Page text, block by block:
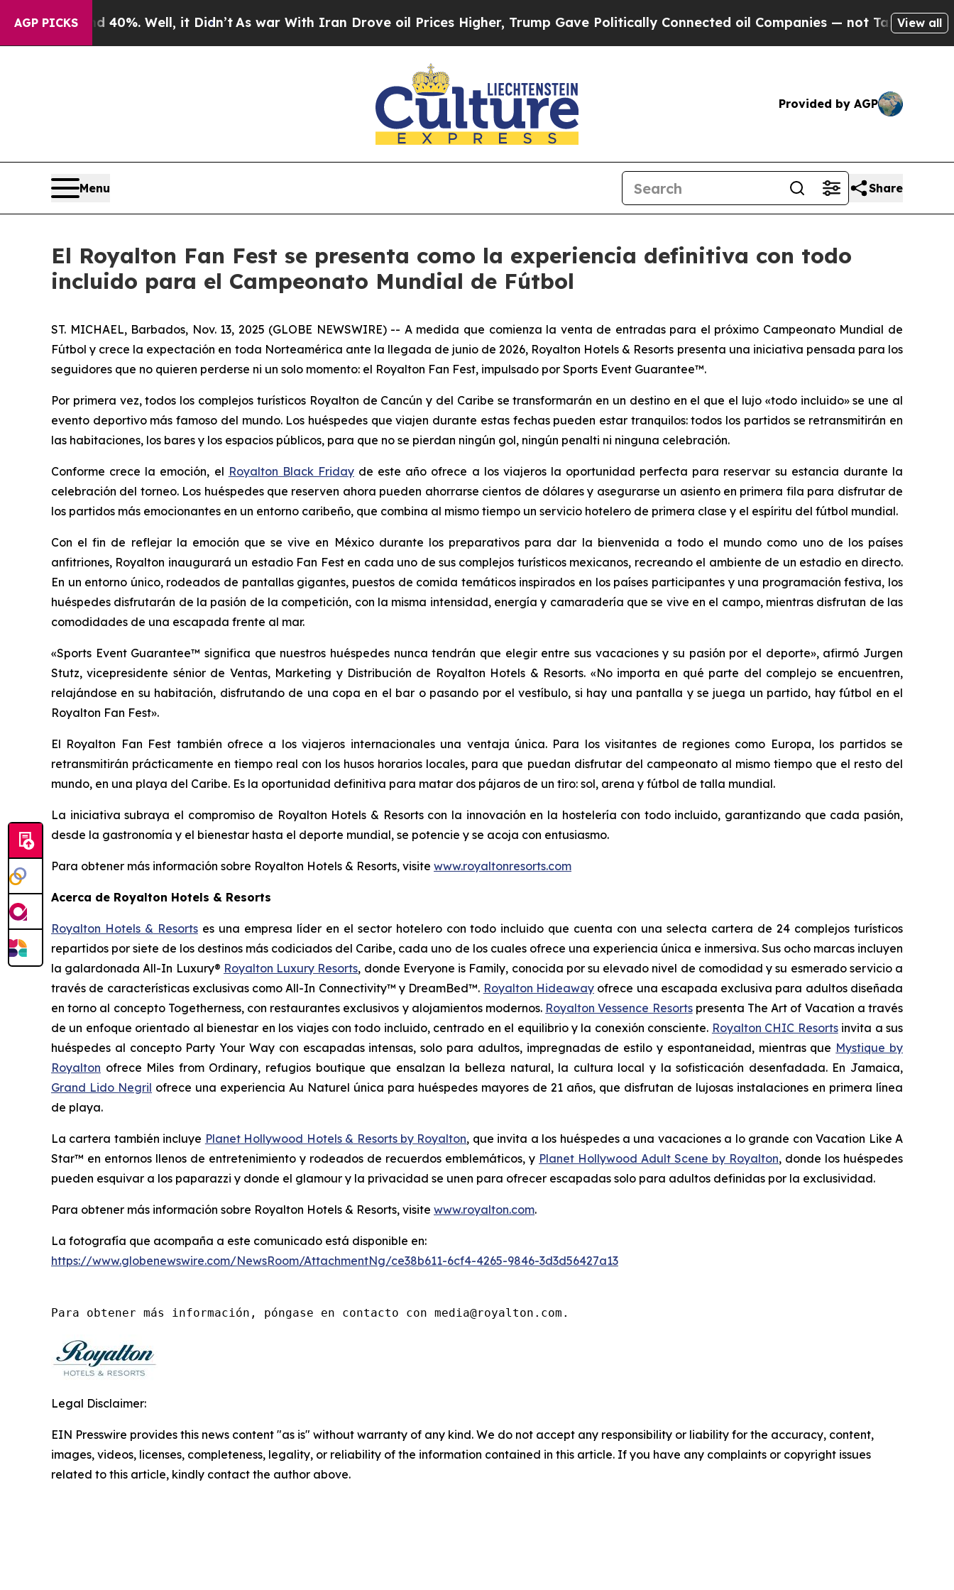
AGP PICKS40%. Well, it Didn’t As war With Iran Drove oil Prices Higher, Trump Gave Politically Connected oil Companies — not Taxpayers — theView all
Provided by AGP
Menu Share
El Royalton Fan Fest se presenta como la experiencia definitiva con todo
incluido para el Campeonato Mundial de Fútbol
ST. MICHAEL, Barbados, Nov. 13, 2025 (GLOBE NEWSWIRE) -- A medida que comienza la venta de entradas para el próximo Campeonato Mundial de
Fútbol y crece la expectación en toda Norteamérica ante la llegada de junio de 2026, Royalton Hotels & Resorts presenta una iniciativa pensada para los
seguidores que no quieren perderse ni un solo momento: el Royalton Fan Fest, impulsado por Sports Event Guarantee™.
Por primera vez, todos los complejos turísticos Royalton de Cancún y del Caribe se transformarán en un destino en el que el lujo «todo incluido» se une al
evento deportivo más famoso del mundo. Los huéspedes que viajen durante estas fechas pueden estar tranquilos: todos los partidos se retransmitirán en
las habitaciones, los bares y los espacios públicos, para que no se pierdan ningún gol, ningún penalti ni ninguna celebración.
Conforme crece la emoción, el Royalton Black Fridayde este año ofrece a los viajeros la oportunidad perfecta para reservar su estancia durante la
celebración del torneo. Los huéspedes que reserven ahora pueden ahorrarse cientos de dólares y asegurarse un asiento en primera fila para disfrutar de
los partidos más emocionantes en un entorno caribeño, que combina al mismo tiempo un servicio hotelero de primera clase y el espíritu del fútbol mundial.
Con el fin de reflejar la emoción que se vive en México durante los preparativos para dar la bienvenida a todo el mundo como uno de los países
anfitriones, Royalton inaugurará un estadio Fan Fest en cada uno de sus complejos turísticos mexicanos, recreando el ambiente de un estadio en directo.
En un entorno único, rodeados de pantallas gigantes, puestos de comida temáticos inspirados en los países participantes y una programación festiva, los
huéspedes disfrutarán de la pasión de la competición, con la misma intensidad, energía y camaradería que se vive en el campo, mientras disfrutan de las
comodidades de una escapada frente al mar.
«Sports Event Guarantee™ significa que nuestros huéspedes nunca tendrán que elegir entre sus vacaciones y su pasión por el deporte», afirmó Jurgen
Stutz, vicepresidente sénior de Ventas, Marketing y Distribución de Royalton Hotels & Resorts. «No importa en qué parte del complejo se encuentren,
relajándose en su habitación, disfrutando de una copa en el bar o pasando por el vestíbulo, si hay una pantalla y se juega un partido, hay fútbol en el
Royalton Fan Fest».
El Royalton Fan Fest también ofrece a los viajeros internacionales una ventaja única. Para los visitantes de regiones como Europa, los partidos se
retransmitirán prácticamente en tiempo real con los husos horarios locales, para que puedan disfrutar del campeonato al mismo tiempo que el resto del
mundo, en una playa del Caribe. Es la oportunidad definitiva para matar dos pájaros de un tiro: sol, arena y fútbol de talla mundial.
La iniciativa subraya el compromiso de Royalton Hotels & Resorts con la innovación en la hostelería con todo incluido, garantizando que cada pasión,
desde la gastronomía y el bienestar hasta el deporte mundial, se potencie y se acoja con entusiasmo.
Para obtener más información sobre Royalton Hotels & Resorts, visite www.royaltonresorts.com
Acerca de Royalton Hotels & Resorts
Royalton Hotels & Resortses una empresa líder en el sector hotelero con todo incluido que cuenta con una selecta cartera de 24 complejos turísticos
repartidos por siete de los destinos más codiciados del Caribe, cada uno de los cuales ofrece una experiencia única e inmersiva. Sus ocho marcas incluyen
la galardonada All-In Luxury® Royalton Luxury Resorts, donde Everyone is Family, conocida por su elevado nivel de comodidad y su esmerado servicio a
través de características exclusivas como All-In Connectivity™ y DreamBed™. Royalton Hideawayofrece una escapada exclusiva para adultos diseñada
en torno al concepto Togetherness, con restaurantes exclusivos y alojamientos modernos. Royalton Vessence Resortspresenta The Art of Vacation a través
de un enfoque orientado al bienestar en los viajes con todo incluido, centrado en el equilibrio y la conexión consciente. Royalton CHIC Resortsinvita a sus
huéspedes al concepto Party Your Way con escapadas intensas, solo para adultos, impregnadas de estilo y espontaneidad, mientras que Mystique by
Royalton ofrece Miles from Ordinary, refugios boutique que ensalzan la belleza natural, la cultura local y la sofisticación desenfadada. En Jamaica,
Grand Lido Negril ofrece una experiencia Au Naturel única para huéspedes mayores de 21 años, que disfrutan de lujosas instalaciones en primera línea
de playa.
La cartera también incluye Planet Hollywood Hotels & Resorts by Royalton, que invita a los huéspedes a una vacaciones a lo grande conVacation Like A
Star™ en entornos llenos de entretenimiento y rodeados de recuerdos emblemáticos, y Planet Hollywood Adult Scene by Royalton, donde los huéspedes
pueden esquivar a los paparazzi y donde el glamour y la privacidad se unen para ofrecer escapadas solo para adultos definidas por la exclusividad.
Para obtener más información sobre Royalton Hotels & Resorts, visite www.royalton.com.
La fotografía que acompaña a este comunicado está disponible en:
https://www.globenewswire.com/NewsRoom/AttachmentNg/ce38b611-6cf4-4265-9846-3d3d56427a13
Para obtener más información, póngase en contacto con media@royalton.com.
Legal Disclaimer:
EIN Presswire provides this news content "as is" without warranty of any kind. We do not accept any responsibility or liability for the accuracy, content,
images, videos, licenses, completeness, legality, or reliability of the information contained in this article. If you have any complaints or copyright issues
related to this article, kindly contact the author above.